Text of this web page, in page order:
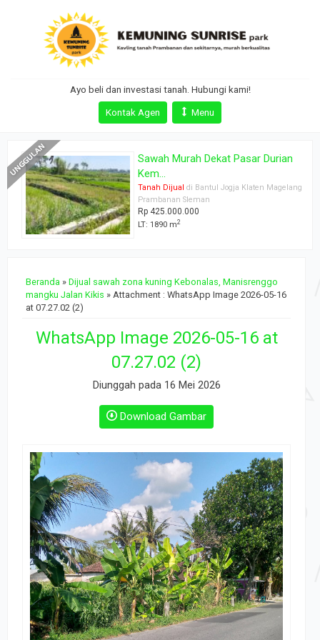
Ayo beli dan investasi tanah. Hubungi kami!
Kontak Agen
Menu
Sawah Murah Dekat Pasar Durian
Kem...
Tanah Dijual di Bantul Jogja Klaten Magelang
Prambanan Sleman
Rp 425.000.000
LT: 1890 m2
Beranda » Dijual sawah zona kuning Kebonalas, Manisrenggo
mangku Jalan Kikis » Attachment : WhatsApp Image 2026-05-16
at 07.27.02 (2)
WhatsApp Image 2026-05-16 at
07.27.02 (2)
Diunggah pada 16 Mei 2026
Download Gambar